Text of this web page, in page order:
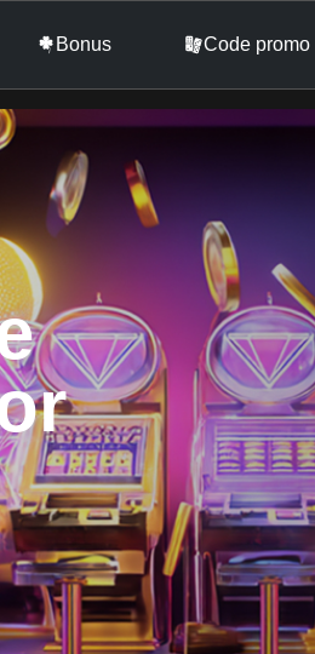
Bonus Code promo